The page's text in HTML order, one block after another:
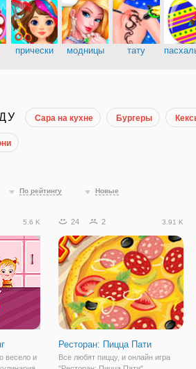
прически модницы тату
Сара на кухне Бургеры
По рейтингу Новые
5.6 K
весело и
24 2 3.91 K
Ресторан: Пицца Пати
Все любят пиццу, и онлайн игра